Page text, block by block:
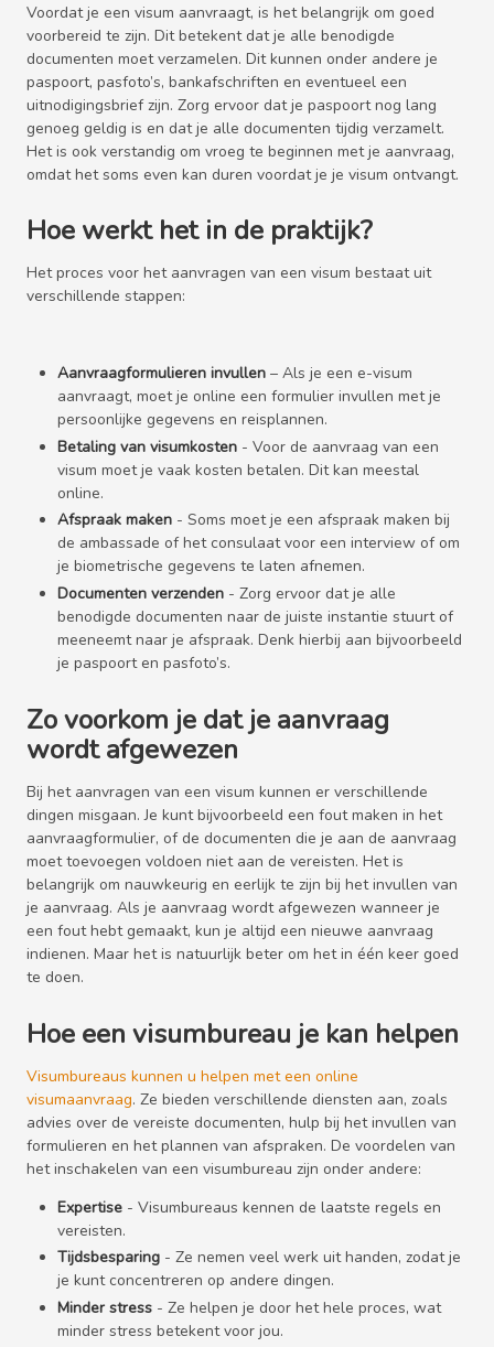
Voordat je een visum aanvraagt, is het belangrijk om goed
voorbereid te zijn. Dit betekent dat je alle benodigde
documenten moet verzamelen. Dit kunnen onder andere je
paspoort, pasfoto’s, bankafschriften en eventueel een
uitnodigingsbrief zijn. Zorg ervoor dat je paspoort nog lang
genoeg geldig is en dat je alle documenten tijdig verzamelt.
Het is ook verstandig om vroeg te beginnen met je aanvraag,
omdat het soms even kan duren voordat je je visum ontvangt.
Hoe werkt het in de praktijk?
Het proces voor het aanvragen van een visum bestaat uit
verschillende stappen:
Aanvraagformulieren invullen – Als je een e-visum
aanvraagt, moet je online een formulier invullen met je
persoonlijke gegevens en reisplannen.
Betaling van visumkosten - Voor de aanvraag van een
visum moet je vaak kosten betalen. Dit kan meestal
online.
Afspraak maken - Soms moet je een afspraak maken bij
de ambassade of het consulaat voor een interview of om
je biometrische gegevens te laten afnemen.
Documenten verzenden - Zorg ervoor dat je alle
benodigde documenten naar de juiste instantie stuurt of
meeneemt naar je afspraak. Denk hierbij aan bijvoorbeeld
je paspoort en pasfoto’s.
Zo voorkom je dat je aanvraag
wordt afgewezen
Bij het aanvragen van een visum kunnen er verschillende
dingen misgaan. Je kunt bijvoorbeeld een fout maken in het
aanvraagformulier, of de documenten die je aan de aanvraag
moet toevoegen voldoen niet aan de vereisten. Het is
belangrijk om nauwkeurig en eerlijk te zijn bij het invullen van
je aanvraag. Als je aanvraag wordt afgewezen wanneer je
een fout hebt gemaakt, kun je altijd een nieuwe aanvraag
indienen. Maar het is natuurlijk beter om het in één keer goed
te doen.
Hoe een visumbureau je kan helpen
Visumbureaus kunnen u helpen met een online
visumaanvraag. Ze bieden verschillende diensten aan, zoals
advies over de vereiste documenten, hulp bij het invullen van
formulieren en het plannen van afspraken. De voordelen van
het inschakelen van een visumbureau zijn onder andere:
Expertise - Visumbureaus kennen de laatste regels en
vereisten.
Tijdsbesparing - Ze nemen veel werk uit handen, zodat je
je kunt concentreren op andere dingen.
Minder stress - Ze helpen je door het hele proces, wat
minder stress betekent voor jou.